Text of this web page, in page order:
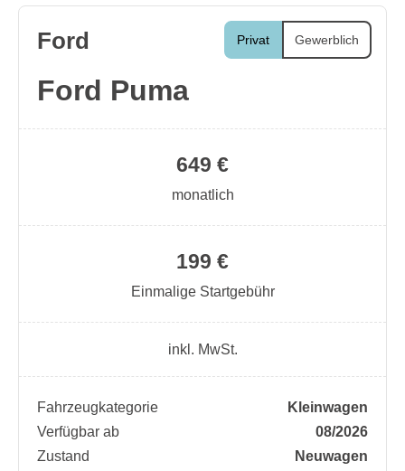
Privat Gewerblich
Ford
Ford Puma
199 €
Einmalige Startgebühr
649 €
monatlich
inkl. MwSt.
Fahrzeugkategorie
Kleinwagen
Verfügbar ab
08/2026
Zustand
Neuwagen